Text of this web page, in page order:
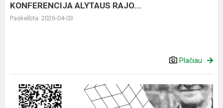
KONFERENCIJA ALYTAUS RAJO...
Paskelbta: 2026-04-03
Plačiau
Skelbiamas
konkursas